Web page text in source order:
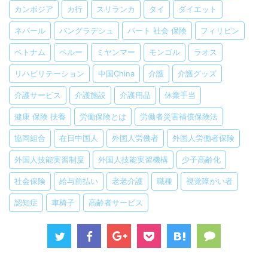
カンボジア カ行 スリランカ タイ ダイエット
ネパール バングラデシュ パート 社会 保険 フィリピン
ベトナム ペルー ミヤンマー モンゴル ラオス
リハビリテーション 中国China 介護 介護グッズ
介護サービス 介護施設 介護用品 休業手当
健康 保険 扶養 労働保険とは 労働者災害補償保険法
協同組合 在日中国人 外国人労働者 外国人労働者保険
外国人技能実習制度 外国人技能実習機構 少子高齢化
社会保険 給与前払い 老老介護 職種 視覚障がい者
認知症 車椅子 高齢者サービス